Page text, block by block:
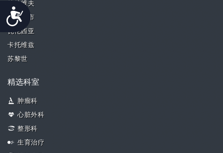
Accessibility
特拉维夫
帕西格市
瓦伦西亚
卡托维兹
苏黎世
精选科室
肿瘤科
心脏外科
整形科
生育治疗